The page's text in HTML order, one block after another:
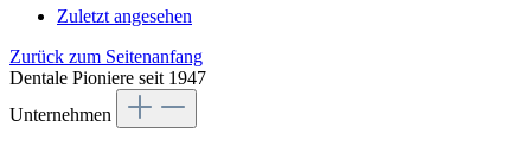
Zuletzt angesehen
Zurück zum Seitenanfang
Dentale Pioniere seit 1947
Unternehmen